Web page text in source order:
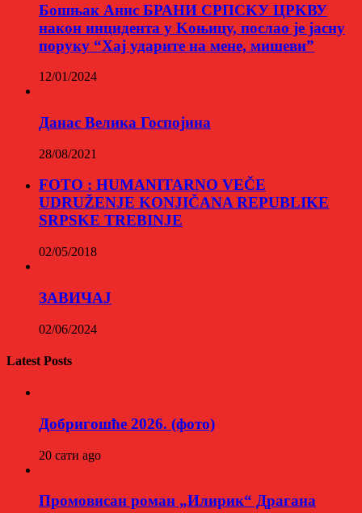
Бошњак Анис БРАНИ СРПСKУ ЦРKВУ
након инцидента у Kоњицу, послао је јасну
поруку “Хај ударите на мене, мишеви”
12/01/2024
Данас Велика Госпојина
28/08/2021
FOTO : HUMANITARNO VEČE
UDRUŽENJE KONJIČANA REPUBLIKE
SRPSKE TREBINJE
02/05/2018
ЗАВИЧАЈ
02/06/2024
Latest Posts
Добригошће 2026. (фото)
20 сати ago
Промовисан роман „Илирик“ Драгана